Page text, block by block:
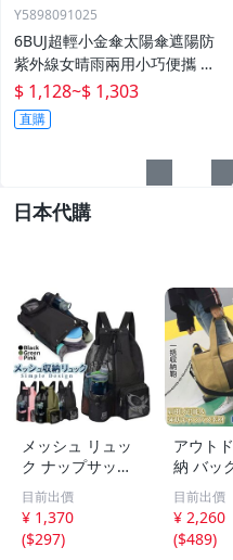
Y5898091025
6BUJ超輕小金傘太陽傘遮陽防
紫外線女晴雨兩用小巧便攜 五
折傘
$ 1,128~$ 1,303
直購
日本代購
メッシュ リュッ
ク ナップサック
バッグ ジム スポ
ーツ ヨガ 部活 便
利 収納 軽量 バッ
クパック 鞄 プー
目前出價
¥ 1,370
($297)
アウト
納 バッ
バス素材
掛け シ
バッグ
ャンバス
目前出價
¥ 2,260
($489)